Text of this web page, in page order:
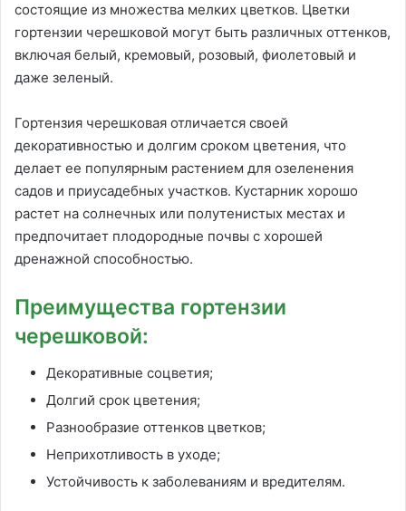
состоящие из множества мелких цветков. Цветки
гортензии черешковой могут быть различных оттенков,
включая белый, кремовый, розовый, фиолетовый и
даже зеленый.
Гортензия черешковая отличается своей
декоративностью и долгим сроком цветения, что
делает ее популярным растением для озеленения
садов и приусадебных участков. Кустарник хорошо
растет на солнечных или полутенистых местах и
предпочитает плодородные почвы с хорошей
дренажной способностью.
Преимущества гортензии
черешковой:
Декоративные соцветия;
Долгий срок цветения;
Разнообразие оттенков цветков;
Неприхотливость в уходе;
Устойчивость к заболеваниям и вредителям.